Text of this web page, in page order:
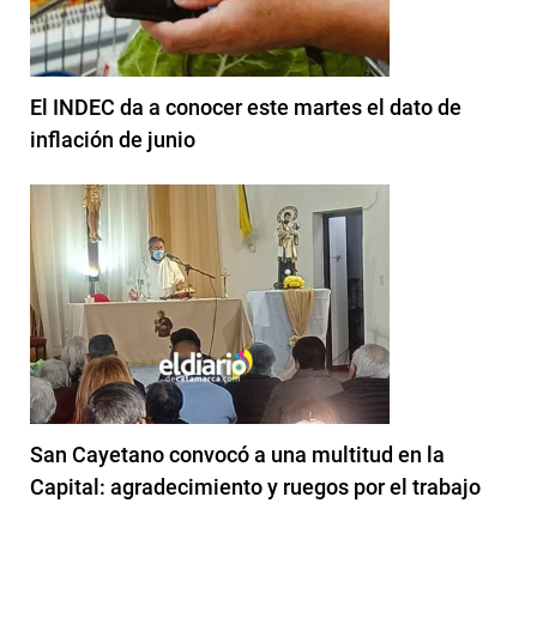
El INDEC da a conocer este martes el dato de
inflación de junio
San Cayetano convocó a una multitud en la
Capital: agradecimiento y ruegos por el trabajo